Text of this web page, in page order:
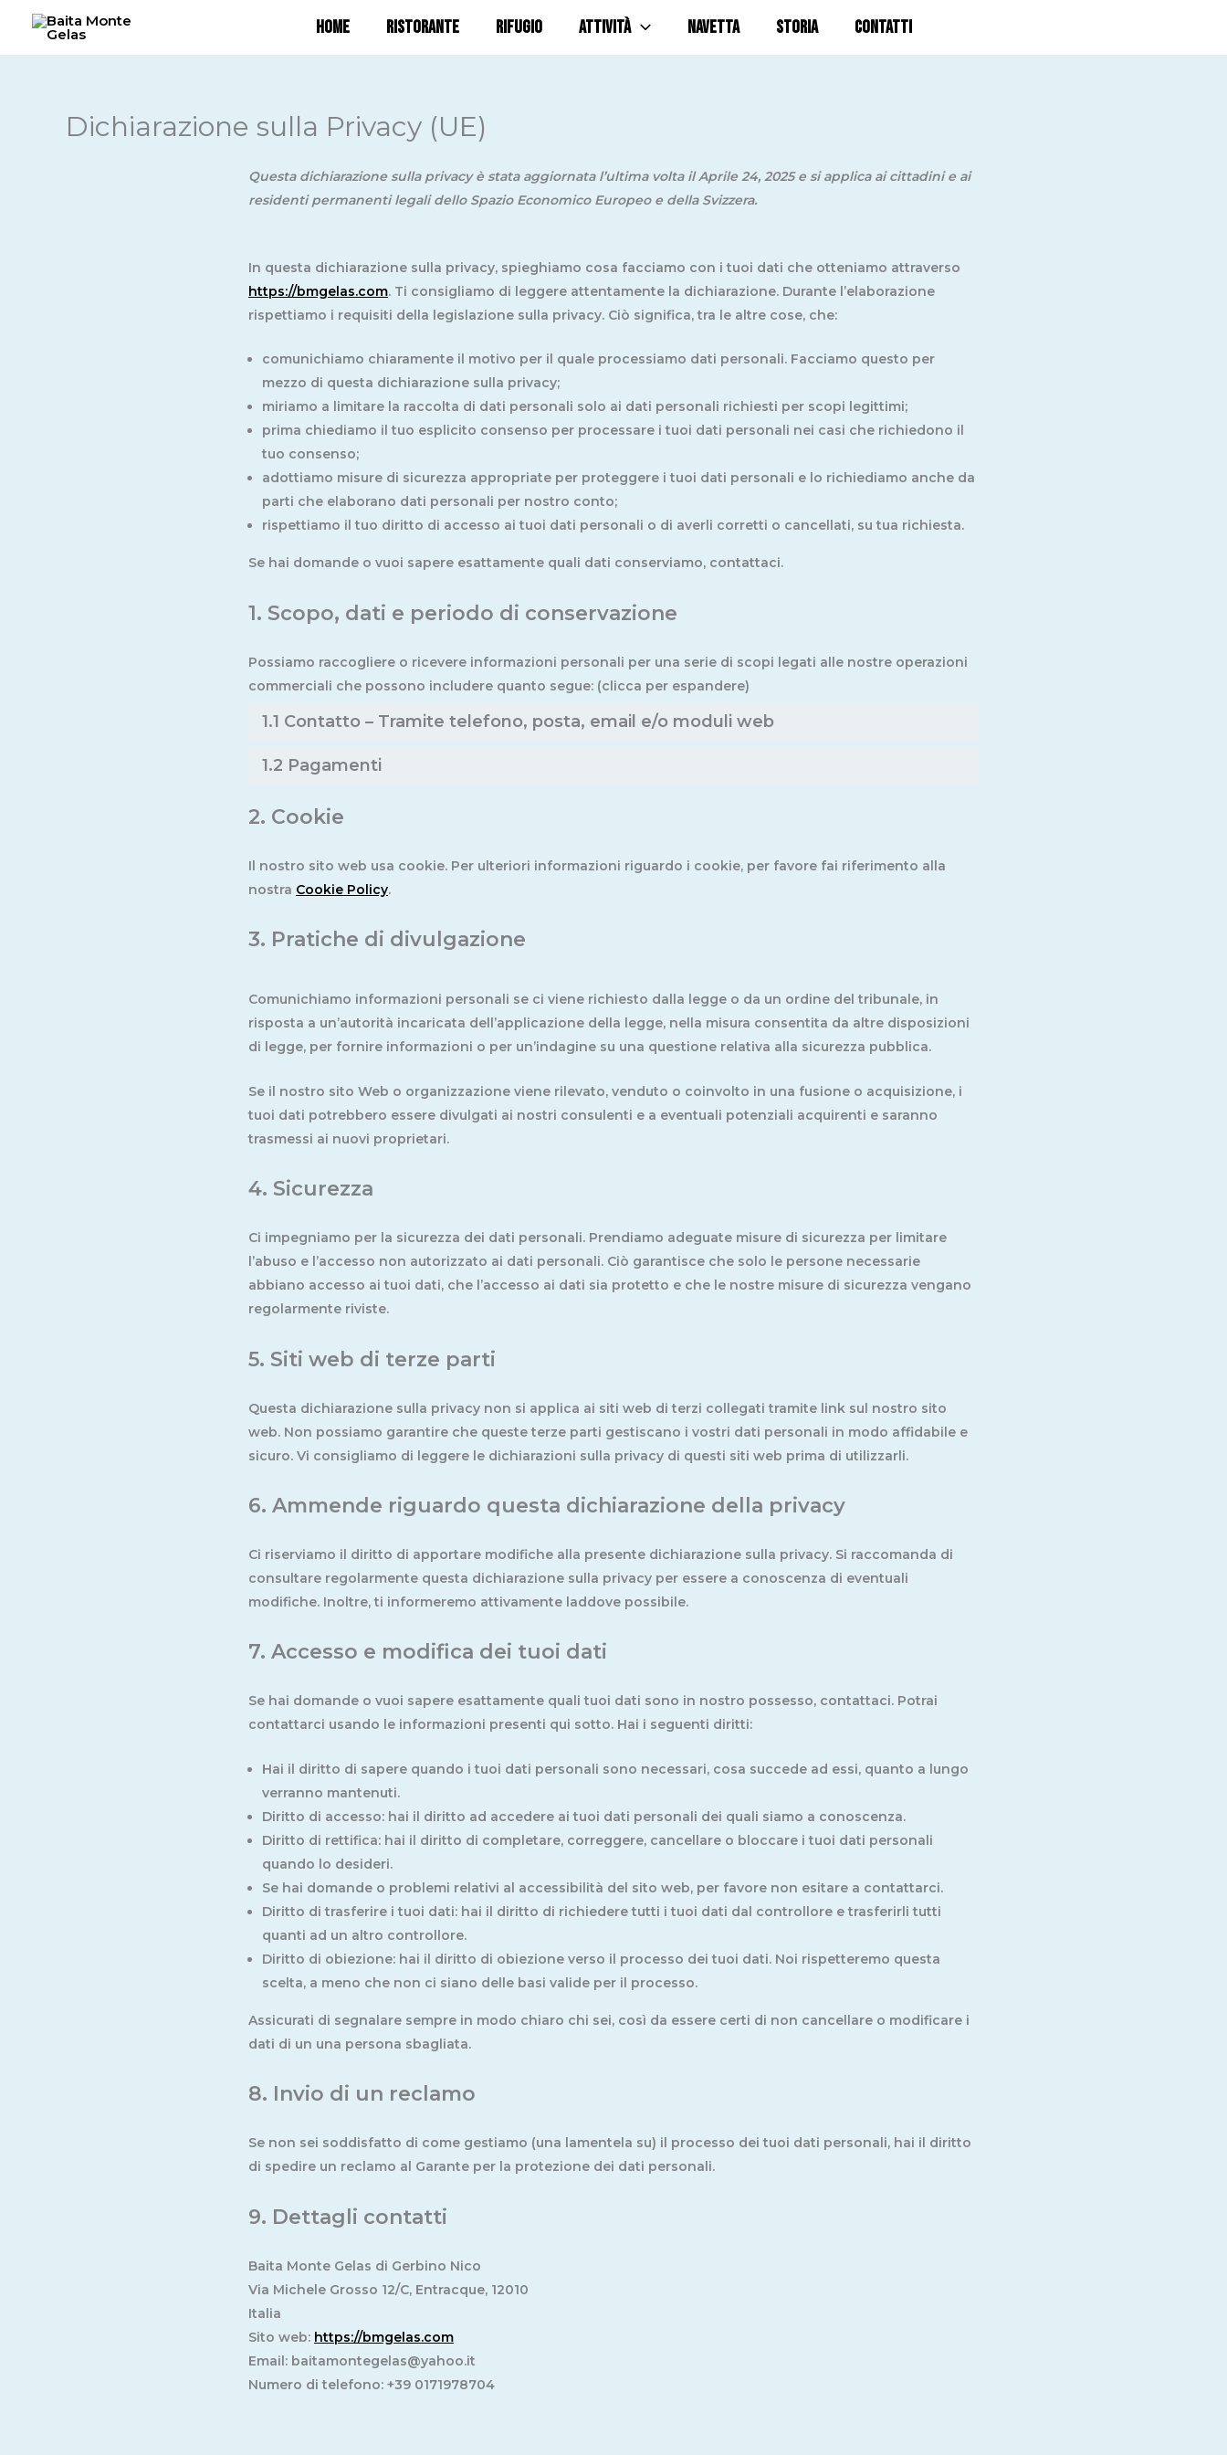
contenuto
HOME RISTORANTE RIFUGIO ATTIVITÀ NAVETTA STORIA CONTATTI
Dichiarazione sulla Privacy (UE)
Questa dichiarazione sulla privacy è stata aggiornata l’ultima volta il Aprile 24, 2025 e si applica ai cittadini e ai
residenti permanenti legali dello Spazio Economico Europeo e della Svizzera.
In questa dichiarazione sulla privacy, spieghiamo cosa facciamo con i tuoi dati che otteniamo attraverso
https://bmgelas.com. Ti consigliamo di leggere attentamente la dichiarazione. Durante l’elaborazione
rispettiamo i requisiti della legislazione sulla privacy. Ciò significa, tra le altre cose, che:
comunichiamo chiaramente il motivo per il quale processiamo dati personali. Facciamo questo per
mezzo di questa dichiarazione sulla privacy;
miriamo a limitare la raccolta di dati personali solo ai dati personali richiesti per scopi legittimi;
prima chiediamo il tuo esplicito consenso per processare i tuoi dati personali nei casi che richiedono il
tuo consenso;
adottiamo misure di sicurezza appropriate per proteggere i tuoi dati personali e lo richiediamo anche da
parti che elaborano dati personali per nostro conto;
rispettiamo il tuo diritto di accesso ai tuoi dati personali o di averli corretti o cancellati, su tua richiesta.
Se hai domande o vuoi sapere esattamente quali dati conserviamo, contattaci.
1. Scopo, dati e periodo di conservazione
Possiamo raccogliere o ricevere informazioni personali per una serie di scopi legati alle nostre operazioni
commerciali che possono includere quanto segue: (clicca per espandere)
1.1 Contatto – Tramite telefono, posta, email e/o moduli web
1.2 Pagamenti
2. Cookie
Il nostro sito web usa cookie. Per ulteriori informazioni riguardo i cookie, per favore fai riferimento alla
nostra Cookie Policy.
3. Pratiche di divulgazione
Comunichiamo informazioni personali se ci viene richiesto dalla legge o da un ordine del tribunale, in
risposta a un’autorità incaricata dell’applicazione della legge, nella misura consentita da altre disposizioni
di legge, per fornire informazioni o per un’indagine su una questione relativa alla sicurezza pubblica.
Se il nostro sito Web o organizzazione viene rilevato, venduto o coinvolto in una fusione o acquisizione, i
tuoi dati potrebbero essere divulgati ai nostri consulenti e a eventuali potenziali acquirenti e saranno
trasmessi ai nuovi proprietari.
4. Sicurezza
Ci impegniamo per la sicurezza dei dati personali. Prendiamo adeguate misure di sicurezza per limitare
l’abuso e l’accesso non autorizzato ai dati personali. Ciò garantisce che solo le persone necessarie
abbiano accesso ai tuoi dati, che l’accesso ai dati sia protetto e che le nostre misure di sicurezza vengano
regolarmente riviste.
5. Siti web di terze parti
Questa dichiarazione sulla privacy non si applica ai siti web di terzi collegati tramite link sul nostro sito
web. Non possiamo garantire che queste terze parti gestiscano i vostri dati personali in modo affidabile e
sicuro. Vi consigliamo di leggere le dichiarazioni sulla privacy di questi siti web prima di utilizzarli.
6. Ammende riguardo questa dichiarazione della privacy
Ci riserviamo il diritto di apportare modifiche alla presente dichiarazione sulla privacy. Si raccomanda di
consultare regolarmente questa dichiarazione sulla privacy per essere a conoscenza di eventuali
modifiche. Inoltre, ti informeremo attivamente laddove possibile.
7. Accesso e modifica dei tuoi dati
Se hai domande o vuoi sapere esattamente quali tuoi dati sono in nostro possesso, contattaci. Potrai
contattarci usando le informazioni presenti qui sotto. Hai i seguenti diritti:
Hai il diritto di sapere quando i tuoi dati personali sono necessari, cosa succede ad essi, quanto a lungo
verranno mantenuti.
Diritto di accesso: hai il diritto ad accedere ai tuoi dati personali dei quali siamo a conoscenza.
Diritto di rettifica: hai il diritto di completare, correggere, cancellare o bloccare i tuoi dati personali
quando lo desideri.
Se hai domande o problemi relativi al accessibilità del sito web, per favore non esitare a contattarci.
Diritto di trasferire i tuoi dati: hai il diritto di richiedere tutti i tuoi dati dal controllore e trasferirli tutti
quanti ad un altro controllore.
Diritto di obiezione: hai il diritto di obiezione verso il processo dei tuoi dati. Noi rispetteremo questa
scelta, a meno che non ci siano delle basi valide per il processo.
Assicurati di segnalare sempre in modo chiaro chi sei, così da essere certi di non cancellare o modificare i
dati di un una persona sbagliata.
8. Invio di un reclamo
Se non sei soddisfatto di come gestiamo (una lamentela su) il processo dei tuoi dati personali, hai il diritto
di spedire un reclamo al Garante per la protezione dei dati personali.
9. Dettagli contatti
Baita Monte Gelas di Gerbino Nico
Via Michele Grosso 12/C, Entracque, 12010
Italia
Sito web: https://bmgelas.com
Email: baitamontegelas@yahoo.it
Numero di telefono: +39 0171978704